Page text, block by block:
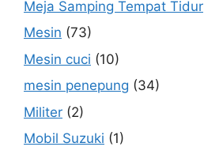
Meja Samping Tempat Tidur
Mesin (73)
Mesin cuci (10)
mesin penepung (34)
Militer (2)
Mobil Suzuki (1)